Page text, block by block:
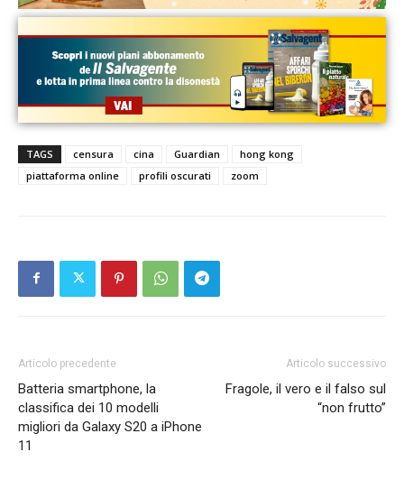
TAGS censura cina Guardian
hong kong
piattaforma online
profili oscurati zoom
Articolo precedente
Batteria smartphone, la
classifica dei 10 modelli
migliori da Galaxy S20 a iPhone
11
Articolo successivo
Fragole, il vero e il falso sul
“non frutto”